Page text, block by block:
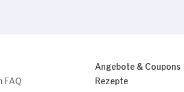
FAQ
Angebote & Coupons
Rezepte